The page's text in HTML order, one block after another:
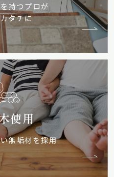
持つプロが
タチに
使用
無垢材を採用